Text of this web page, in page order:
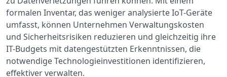
formalen Inventar, das weniger analysierte IoT-Geräte
umfasst, können Unternehmen Verwaltungskosten
und Sicherheitsrisiken reduzieren und gleichzeitig ihre
IT-Budgets mit datengestützten Erkenntnissen, die
notwendige Technologieinvestitionen identifizieren,
effektiver verwalten.